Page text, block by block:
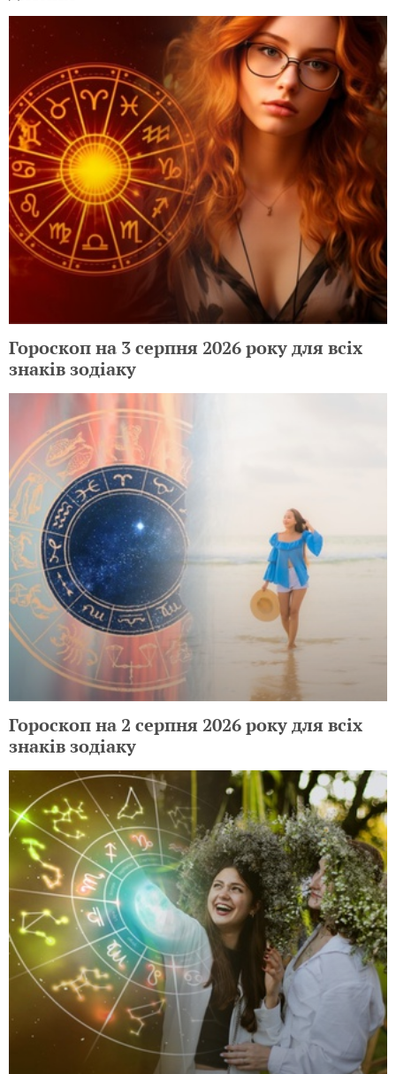
Гороскоп на 3 серпня 2026 року для всіх
знаків зодіаку
Гороскоп на 2 серпня 2026 року для всіх
знаків зодіаку